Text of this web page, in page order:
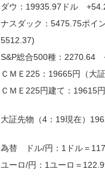
ダウ：19935.97ドル
ナスダック：5475.75ポ
5512.37)
S&P総合500種：2270.64
ＣＭＥ225：19665円（大
ＣＭＥ225円建て：19615
大証先物（4：19現在）
為替 ドル/円：1ドル＝
ユーロ/円：1ユーロ＝